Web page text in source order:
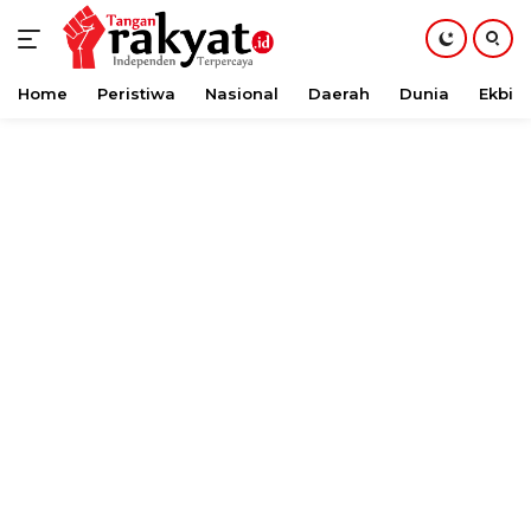
Langsung
Home Peristiwa Nasional Daerah Dunia Ekbis